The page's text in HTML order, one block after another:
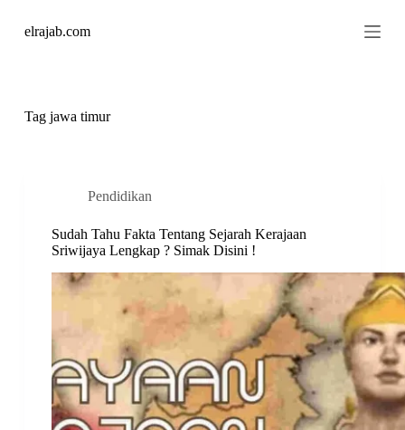
kelrajab.com
Tagjawa timur
Pendidikan
Sudah Tahu Fakta Tentang Sejarah Kerajaan
Sriwijaya Lengkap ? Simak Disini !